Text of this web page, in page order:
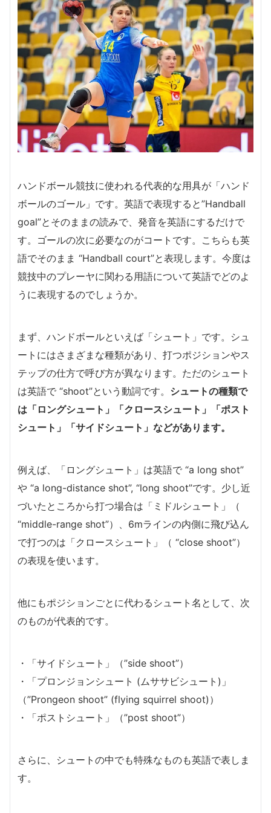
ハンドボール競技に使われる代表的な用具が「ハンド
ボールのゴール」です。英語で表現すると”Handball
goal”とそのままの読みで、発音を英語にするだけで
す。ゴールの次に必要なのがコートです。こちらも英
語でそのまま “Handball court”と表現します。今度は
競技中のプレーヤに関わる用語について英語でどのよ
うに表現するのでしょうか。
まず、ハンドボールといえば「シュート」です。シュ
ートにはさまざまな種類があり、打つポジションやス
テップの仕方で呼び方が異なります。ただのシュート
は英語で “shoot”という動詞です。 シュートの種類で
は「ロングシュート」「クロースシュート」「ポスト
シュート」「サイドシュート」などがあります。
例えば、「ロングシュート」は英語で “a long shot”
や “a long-distance shot”, “long shoot”です。少し近
づいたところから打つ場合は「ミドルシュート」（
“middle-range shot”）、6mラインの内側に飛び込ん
で打つのは「クロースシュート」（ “close shoot”）
の表現を使います。
他にもポジションごとに代わるシュート名として、次
のものが代表的です。
・「サイドシュート」（”side shoot”）
・「プロンジョンシュート (ムササビシュート)」
（”Prongeon shoot” (flying squirrel shoot)）
・「ポストシュート」（”post shoot”）
さらに、シュートの中でも特殊なものも英語で表しま
す。